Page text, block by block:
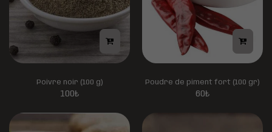
Poivre noir (100 g)
100₺
Poudre de piment fort (100 gr)
60₺